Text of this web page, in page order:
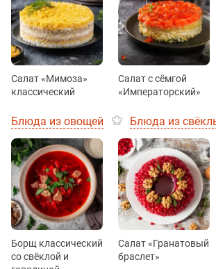
Салат «Мимоза»
классический
Салат с сёмгой
«Императорский»
Блюда из овощей Блюда из
Борщ классический
со свёклой и
Салат «Гранатовый
браслет»